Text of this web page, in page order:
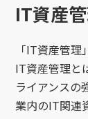
IT資産
「IT資産管理
IT資産管理と
ライアンスの
業内のIT関連